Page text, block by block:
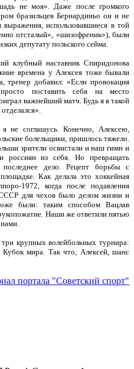
не моя». Даже после громкого
бразильцев Бернардиньо он и не
использовавшиеся в той
отсталый», «шизофреник»), были
депутату польского сейма.
клубный наставник Спиридонова
времена у Алексея тоже бывали
тренер добавил: «Если провокация
поставить себя на место
важнейший матч. Будь я в такой
не соглашусь. Конечно, Алексею,
болельщики, пришлось тяжело.
зрители освистали и наш гимн и
россиян из себя. Но превращать
дело. Рецепт борьбы с
Как делала это хоккейная
1972, когда после подавления
для чехов было делом жизни и
были: таким способом Вацлав
Наши же ответили пятью
крупных волейбольных турнира:
мира. Так что, Алексей, шанс
портала "Советский спорт"